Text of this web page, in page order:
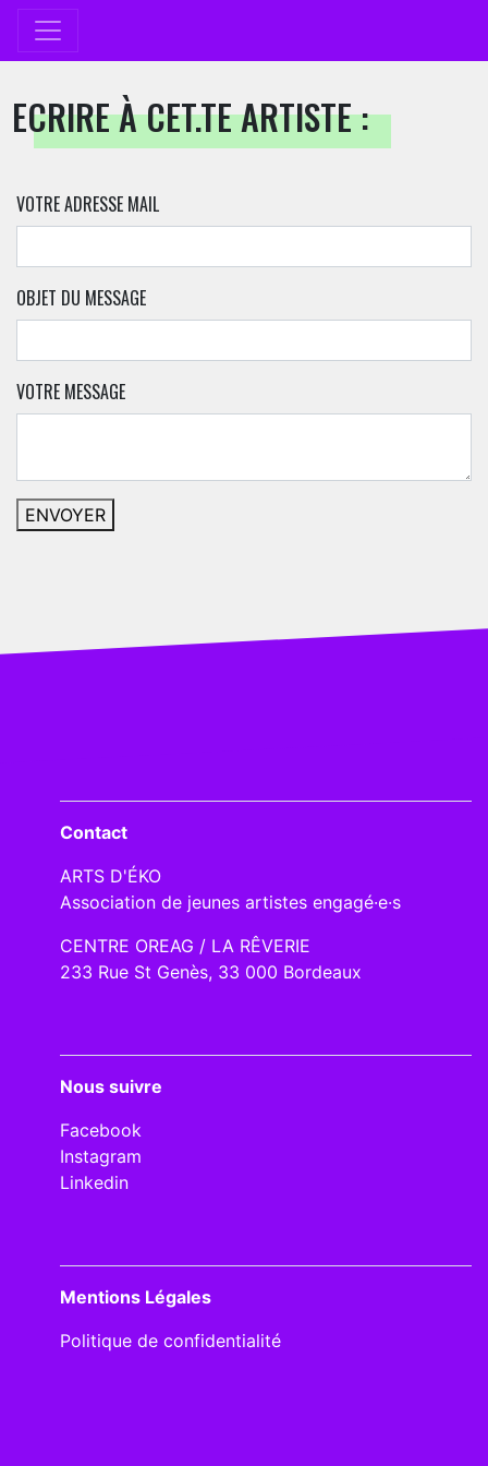
ECRIRE À CET.TE ARTISTE :
VOTRE ADRESSE MAIL
OBJET DU MESSAGE
VOTRE MESSAGE
Contact
ARTS D'ÉKO
Association de jeunes artistes engagé·e·s
CENTRE OREAG / LA RÊVERIE
233 Rue St Genès, 33 000 Bordeaux
Nous suivre
Facebook
Instagram
Linkedin
Mentions Légales
Politique de confidentialité